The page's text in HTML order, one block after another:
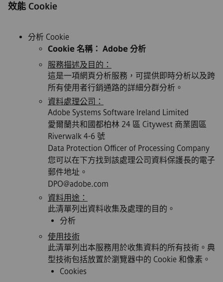
效能 Cookie
分析 Cookie
Cookie 名稱： Adobe 分析
服務描述及目的：
這是一項網頁分析服務，可提供即時分析以及跨
所有使用者行銷通路的詳細分群分析。
資料處理公司：
Adobe Systems Software Ireland Limited
愛爾蘭共和國都柏林 24 區 Citywest 商業園區
Riverwalk 4-6 號
Data Protection Officer of Processing Company
您可以在下方找到該處理公司資料保護長的電子
郵件地址。
DPO@adobe.com
資料用途：
此清單列出資料收集及處理的目的。
分析
使用技術
此清單列出本服務用於收集資料的所有技術。典
型技術包括放置於瀏覽器中的 Cookie 和像素。
Cookies